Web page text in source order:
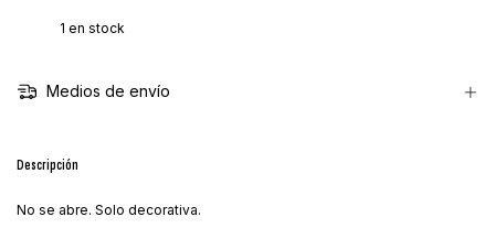
1 en stock
Medios de envío
Descripción
No se abre. Solo decorativa.